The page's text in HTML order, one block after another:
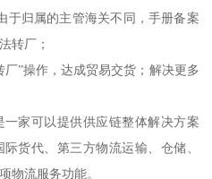
于归属的主管海关不同，手册备案
转厂；
”操作，达成贸易交货；解决更多
家可以提供供应链整体解决方案
货代、第三方物流运输、仓储、
物流服务功能。